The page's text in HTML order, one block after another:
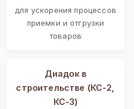
для ускорения процессов
приемки и отгрузки
товаров
Диадок в
строительстве (КС-2,
КС-3)